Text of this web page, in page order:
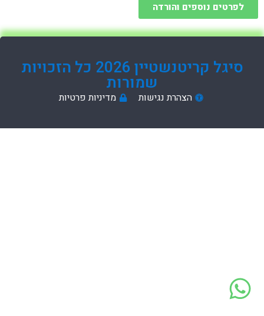
לפרטים נוספים והורדה
סיגל קריטנשטיין 2026 כל הזכויות
שמורות
הצהרת נגישות מדיניות פרטיות